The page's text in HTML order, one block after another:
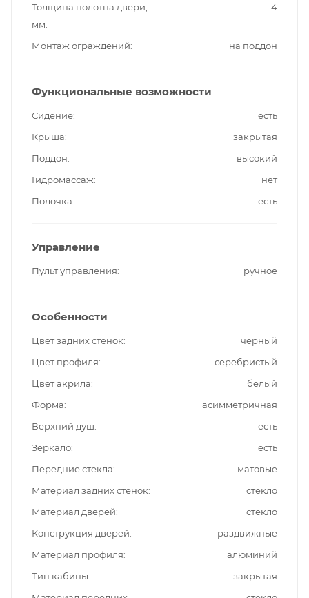
Толщина полотна двери,
мм
4
Монтаж ограждений на поддон
Функциональные возможности
Сидение
есть
Крыша
закрытая
Поддон
высокий
Гидромассаж
нет
Полочка
есть
Управление
Пульт управления ручное
Особенности
Цвет задних стенок
черный
Цвет профиля
серебристый
Цвет акрила
белый
Форма
асимметричная
Верхний душ
есть
Зеркало
есть
Передние стекла
матовые
Материал задних стенок
стекло
Материал дверей
стекло
Конструкция дверей
раздвижные
Материал профиля
алюминий
Тип кабины
закрытая